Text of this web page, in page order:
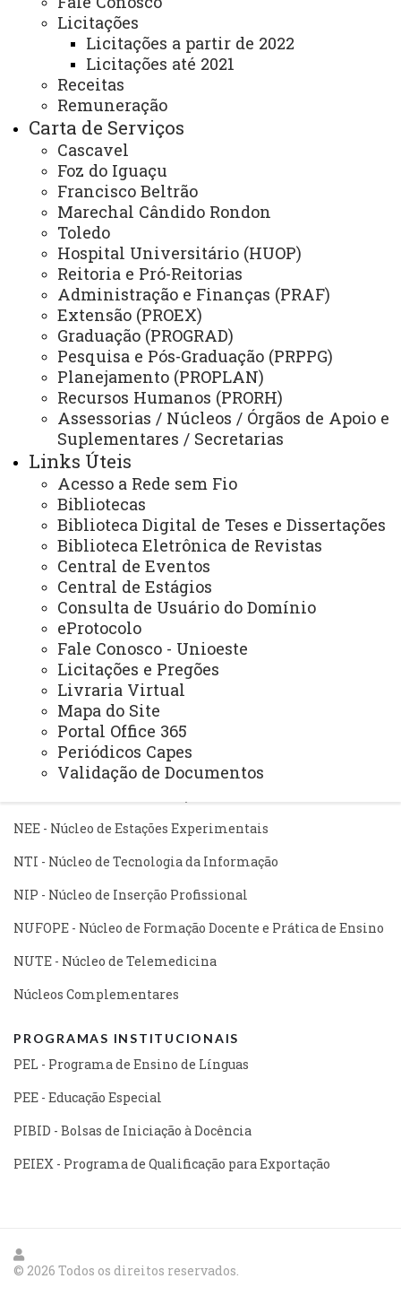
Licitações
Licitações a partir de 2022
Licitações até 2021
Receitas
Remuneração
Carta de Serviços
Cascavel
Foz do Iguaçu
Francisco Beltrão
Marechal Cândido Rondon
Toledo
Hospital Universitário (HUOP)
Reitoria e Pró-Reitorias
Administração e Finanças (PRAF)
Extensão (PROEX)
Graduação (PROGRAD)
Pesquisa e Pós-Graduação (PRPPG)
Planejamento (PROPLAN)
Recursos Humanos (PRORH)
Assessorias / Núcleos / Órgãos de Apoio e
Suplementares / Secretarias
Links Úteis
Acesso a Rede sem Fio
Bibliotecas
Biblioteca Digital de Teses e Dissertações
Biblioteca Eletrônica de Revistas
Central de Eventos
Central de Estágios
Consulta de Usuário do Domínio
eProtocolo
Fale Conosco - Unioeste
Licitações e Pregões
Livraria Virtual
Mapa do Site
Portal Office 365
Periódicos Capes
Validação de Documentos
Pesquisa/Pós Graduação
Recursos Humanos
Planejamento
ASSESSORIAS
Assistência Estudantil
Auditoria Interna
Avaliação Institucional
Convênios e Captação de Recursos
Corregedoria da Unioeste
Comunicação Social
Igualdade e Promoção Social
Jurídica
Sistema de Controle Interno, Integridade e Compliance
Relações Internacionais e Interinstitucionais
ÓRGÃO DE APOIO
Unioeste INOVA - Agência de Inovação da Unioeste
ÓRGÃOS SUPLEMENTARES
Coordenadoria de Concursos e Processos Seletivos
Editora
Gráfica Universitária
NÚCLEOS
NEE - Núcleo de Estações Experimentais
NTI - Núcleo de Tecnologia da Informação
NIP - Núcleo de Inserção Profissional
NUFOPE - Núcleo de Formação Docente e Prática de Ensino
NUTE - Núcleo de Telemedicina
Núcleos Complementares
PROGRAMAS INSTITUCIONAIS
PEL - Programa de Ensino de Línguas
PEE - Educação Especial
PIBID - Bolsas de Iniciação à Docência
PEIEX - Programa de Qualificação para Exportação
© 2026 Todos os direitos reservados.